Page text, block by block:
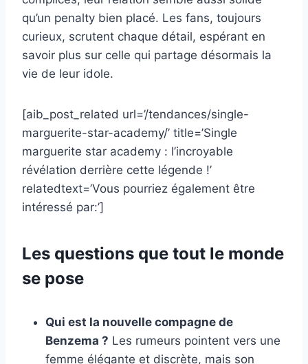
qu’un penalty bien placé. Les fans, toujours
curieux, scrutent chaque détail, espérant en
savoir plus sur celle qui partage désormais la
vie de leur idole.
[aib_post_related url=’/tendances/single-
marguerite-star-academy/’ title=’Single
marguerite star academy : l’incroyable
révélation derrière cette légende !’
relatedtext=’Vous pourriez également être
intéressé par:’]
Les questions que tout le monde
se pose
Qui est la nouvelle compagne de
Benzema ? Les rumeurs pointent vers une
femme élégante et discrète, mais son